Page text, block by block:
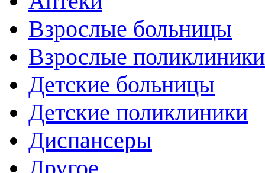
Взрослые больницы
Взрослые поликлиники
Детские больницы
Детские поликлиники
Диспансеры